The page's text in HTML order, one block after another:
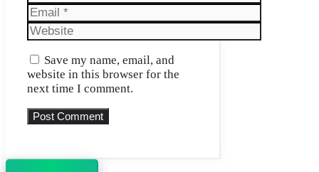
Email
Website
Save my name, email, and
website in this browser for the
next time I comment.